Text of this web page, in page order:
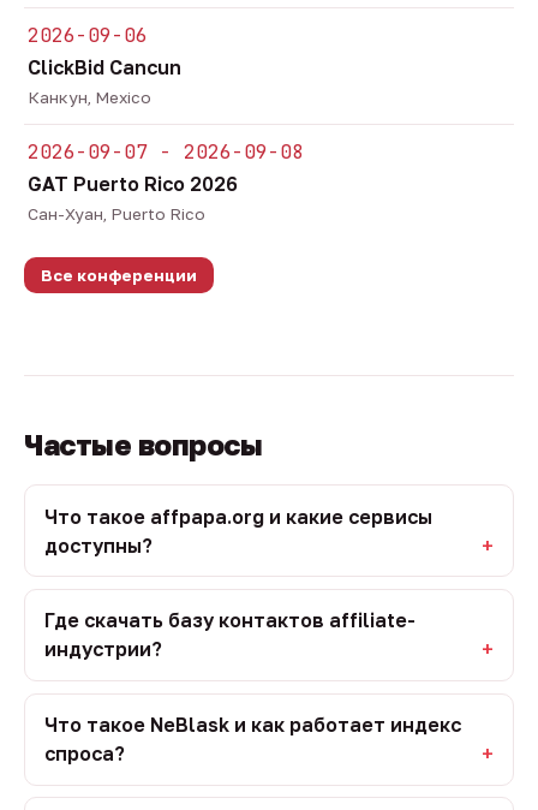
2026-09-06
ClickBid Cancun
Канкун, Mexico
2026-09-07 - 2026-09-08
GAT Puerto Rico 2026
Сан-Хуан, Puerto Rico
Все конференции
Частые вопросы
Что такое affpapa.org и какие сервисы
доступны?
Где скачать базу контактов affiliate-
индустрии?
Что такое NeBlask и как работает индекс
спроса?